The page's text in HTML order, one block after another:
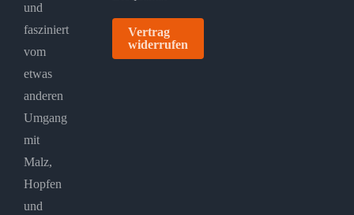
und
fasziniert
vom
etwas
anderen
Umgang
mit
Malz,
Hopfen
und
Vertrag
widerrufen